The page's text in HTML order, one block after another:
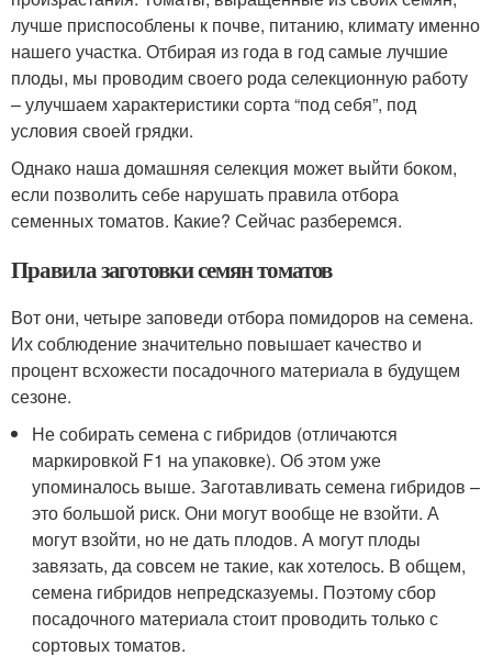
лучше приспособлены к почве, питанию, климату именно
нашего участка. Отбирая из года в год самые лучшие
плоды, мы проводим своего рода селекционную работу
– улучшаем характеристики сорта “под себя”, под
условия своей грядки.
Однако наша домашняя селекция может выйти боком,
если позволить себе нарушать правила отбора
семенных томатов. Какие? Сейчас разберемся.
Правила заготовки семян томатов
Вот они, четыре заповеди отбора помидоров на семена.
Их соблюдение значительно повышает качество и
процент всхожести посадочного материала в будущем
сезоне.
Не собирать семена с гибридов (отличаются
маркировкой F1 на упаковке). Об этом уже
упоминалось выше. Заготавливать семена гибридов –
это большой риск. Они могут вообще не взойти. А
могут взойти, но не дать плодов. А могут плоды
завязать, да совсем не такие, как хотелось. В общем,
семена гибридов непредсказуемы. Поэтому сбор
посадочного материала стоит проводить только с
сортовых томатов.